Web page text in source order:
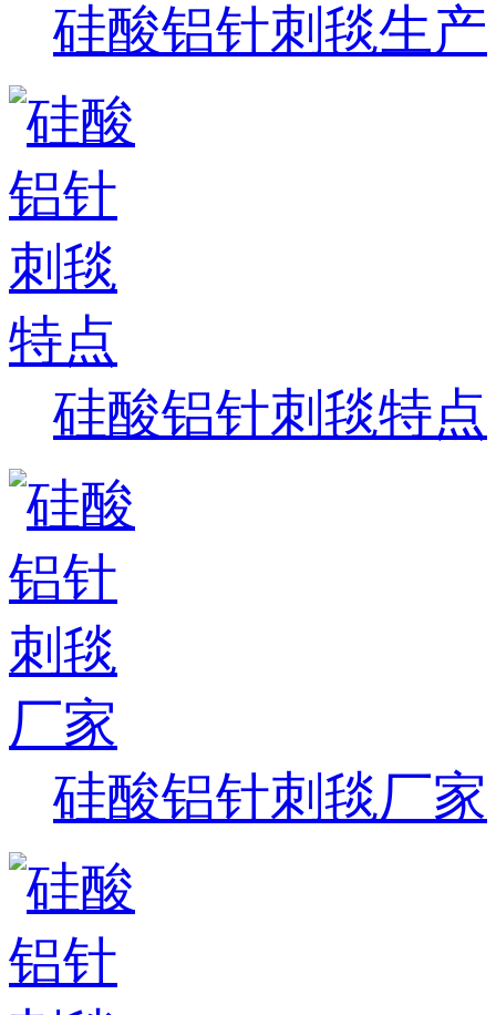
硅酸铝针刺毯生产
硅酸铝针刺毯特点
硅酸铝针刺毯厂家